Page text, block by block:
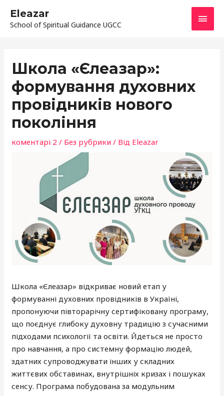
вмісту
Eleazar
School of Spiritual Guidance UGCC
Школа «Єлеазар»:
формування духовних
провідників нового
покоління
коментарі 2 / Без рубрики / Від Eleazar
Школа «Єлеазар» відкриває новий етап у
формуванні духовних провідників в Україні,
пропонуючи півторарічну сертифіковану програму,
що поєднує глибоку духовну традицію з сучасними
підходами психології та освіти. Йдеться не просто
про навчання, а про системну формацію людей,
здатних супроводжувати інших у складних
життєвих обставинах, внутрішніх кризах і пошуках
сенсу. Програма побудована за модульним